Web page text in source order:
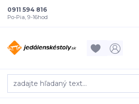
0911 594 816
Po-Pia, 9-16hod